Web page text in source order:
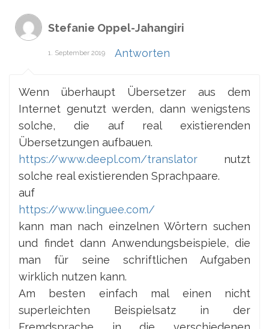
Stefanie Oppel-Jahangiri
1. September 2019 Antworten
Wenn überhaupt Übersetzer aus dem
Internet genutzt werden, dann wenigstens
solche, die auf real existierenden
Übersetzungen aufbauen.
https://www.deepl.com/translator nutzt
solche real existierenden Sprachpaare.
auf
https://www.linguee.com/
kann man nach einzelnen Wörtern suchen
und findet dann Anwendungsbeispiele, die
man für seine schriftlichen Aufgaben
wirklich nutzen kann.
Am besten einfach mal einen nicht
superleichten Beispielsatz in der